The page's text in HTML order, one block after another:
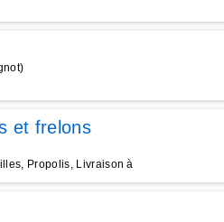
et frelons
Propolis, Livraison à